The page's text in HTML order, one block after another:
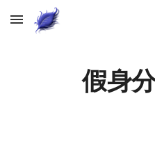
Skip to main content
假身